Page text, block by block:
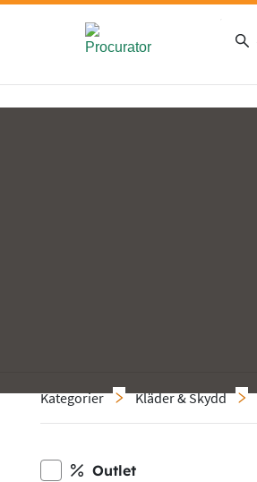
Kategorier Kläder & Skydd
Outlet